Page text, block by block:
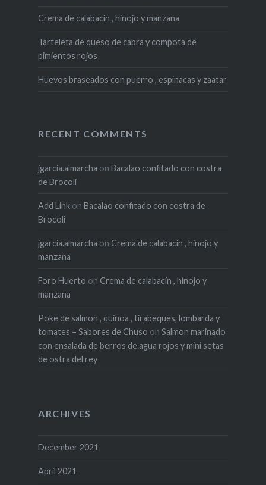
Crema de calabacín , hinojo y manzana
Tarteleta de queso de cabra y compota de
pimientos rojos
Huevos braseados con puerro , espinacas y zaatar
RECENT COMMENTS
jgarcia.almarcha on Bacalao confitado con costra
de Brocoli
Add Linkon Bacalao confitado con costra de
Brocoli
jgarcia.almarcha on Crema de calabacín , hinojo y
manzana
Foro Huerto on Crema de calabacín , hinojo y
manzana
Poke de salmon , quinoa , tirabeques, lombarda y
tomates – Sabores de Chuso on Salmon marinado
con ensalada de berros de agua rojos y mini setas
de ostra del rey
ARCHIVES
December 2021
April 2021